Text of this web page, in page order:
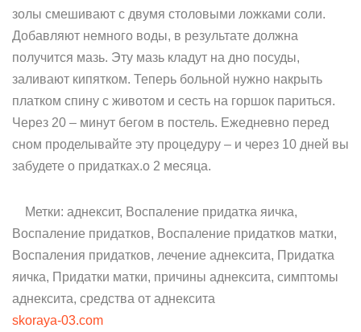
золы смешивают с двумя столовыми ложками соли.
Добавляют немного воды, в результате должна
получится мазь. Эту мазь кладут на дно посуды,
заливают кипятком. Теперь больной нужно накрыть
платком спину с животом и сесть на горшок париться.
Через 20 – минут бегом в постель. Ежедневно перед
сном проделывайте эту процедуру – и через 10 дней вы
забудете о придатках.о 2 месяца.
Метки: аднексит, Воспаление придатка яичка,
Воспаление придатков, Воспаление придатков матки,
Воспаления придатков, лечение аднексита, Придатка
яичка, Придатки матки, причины аднексита, симптомы
аднексита, средства от аднексита
skoraya-03.com